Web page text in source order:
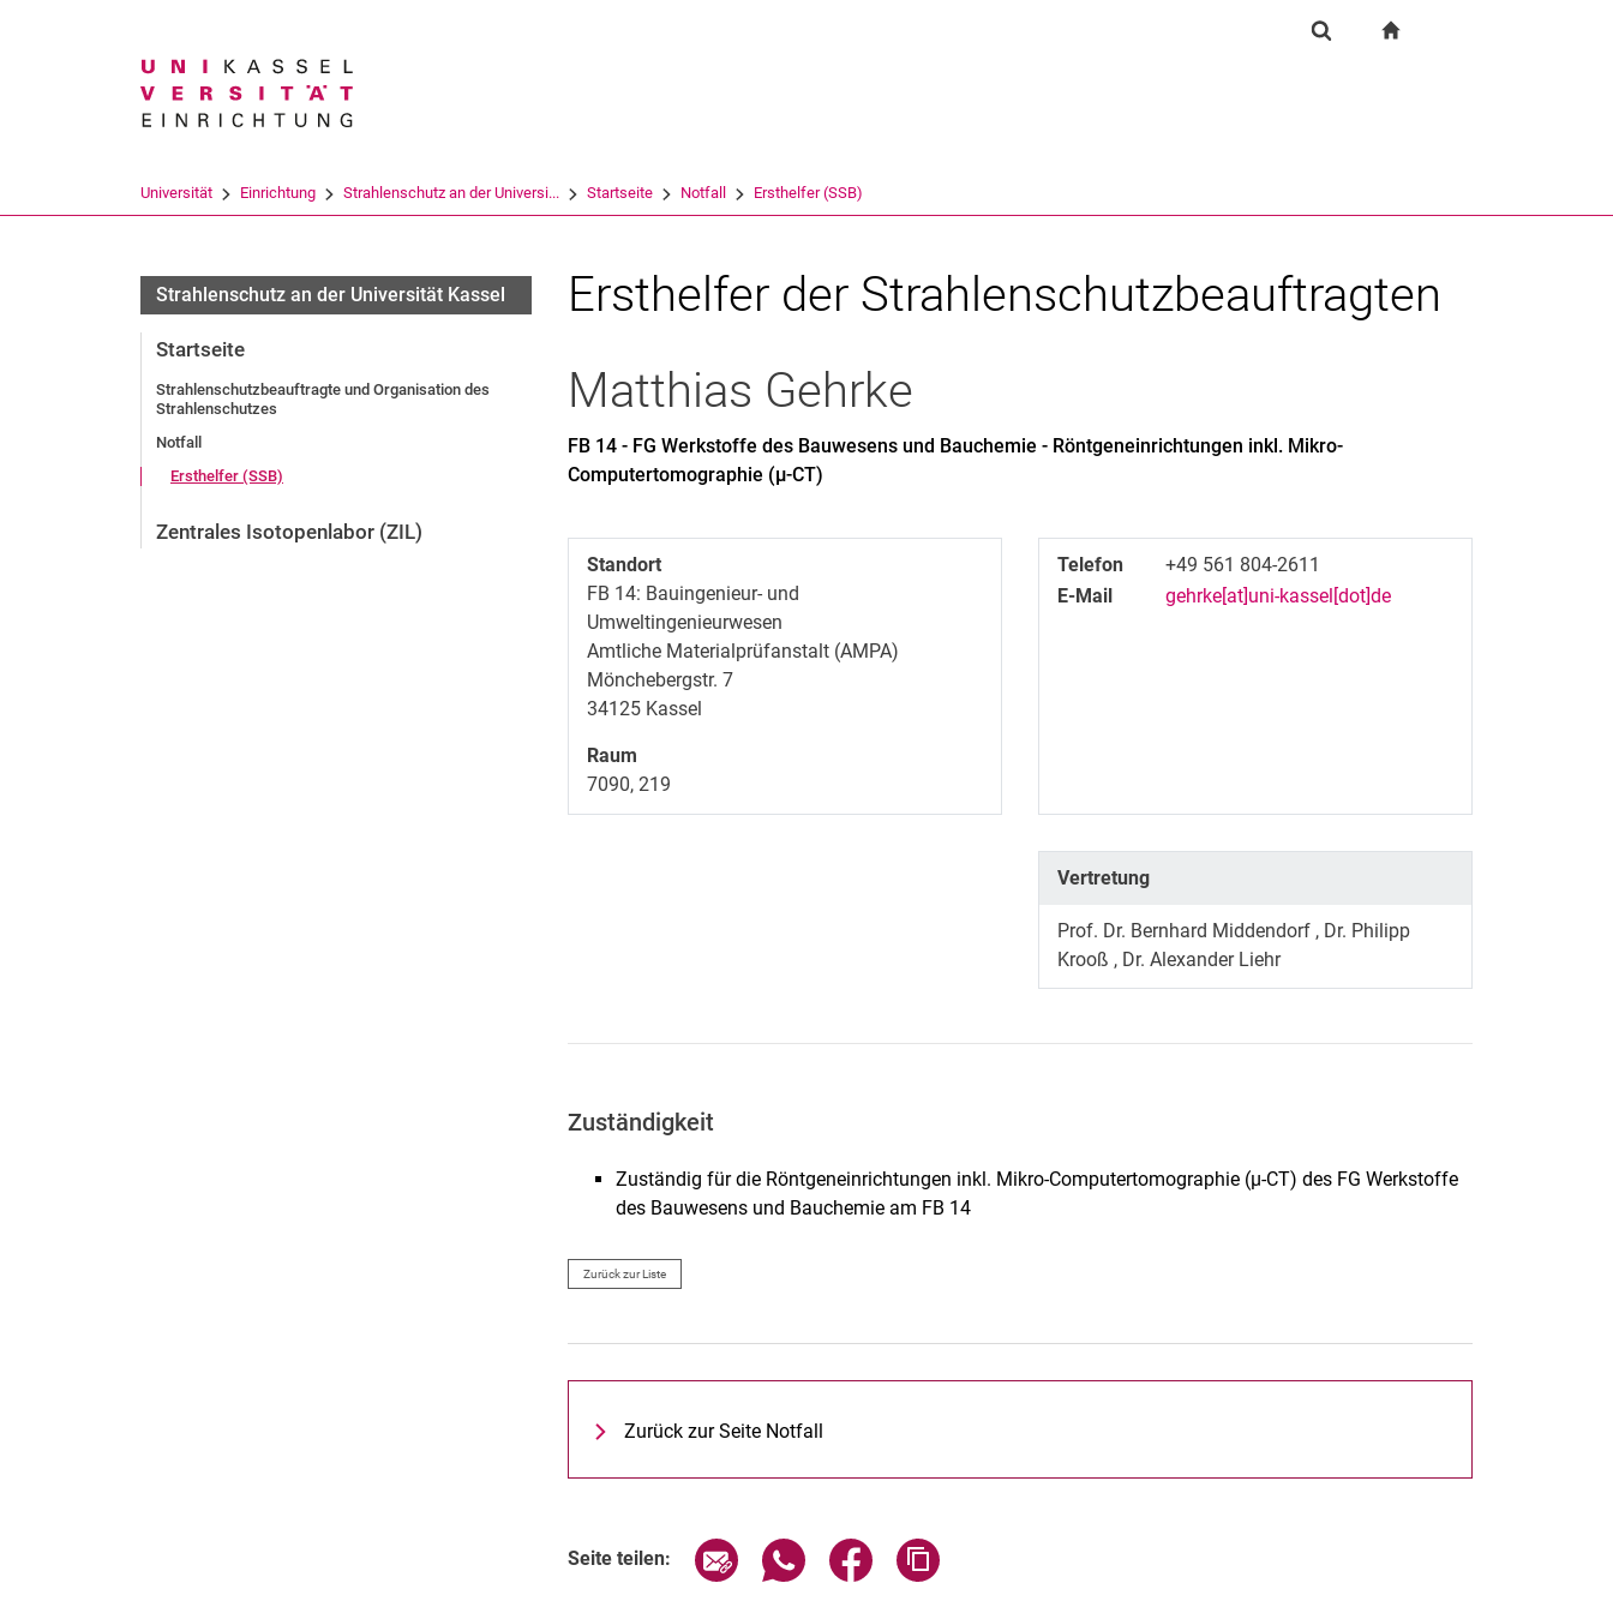
Universität Einrichtung Strahlenschutz an der Universi... Startseite Notfall Ersthelfer (SSB)
Strahlenschutz an der Universität Kassel
Startseite
Strahlenschutzbeauftragte und Organisation des
Strahlenschutzes
Notfall
Ersthelfer (SSB)
Zentrales Isotopenlabor (ZIL)
Ersthelfer der Strahlenschutzbeauftragten
Matthias Gehrke
FB 14 - FG Werkstoffe des Bauwesens und Bauchemie - Röntgeneinrichtungen inkl. Mikro-
Computertomographie (µ-CT)
Standort
FB 14: Bauingenieur- und
Umweltingenieurwesen
Amtliche Materialprüfanstalt (AMPA)
Mönchebergstr. 7
34125 Kassel
Raum
7090, 219
Telefon
+49 561 804-2611
E-Mail
gehrke[at]uni-kassel[dot]de
Vertretung
Prof. Dr. Bernhard Middendorf , Dr. Philipp
Krooß , Dr.Alexander Liehr
Zuständigkeit
Zuständig für die Röntgeneinrichtungen inkl. Mikro-Computertomographie (µ-CT) des FG Werkstoffe
des Bauwesens und Bauchemie am FB 14
Zurück zur Liste
Zurück zur Seite Notfall
Seite teilen: Seite über E-Mail teilen
Seite über WhatsApp teilen (externer Link, öffnet neues Fenster)
Seite über Facebook teilen (externer Link, öffnet neues Fenster)